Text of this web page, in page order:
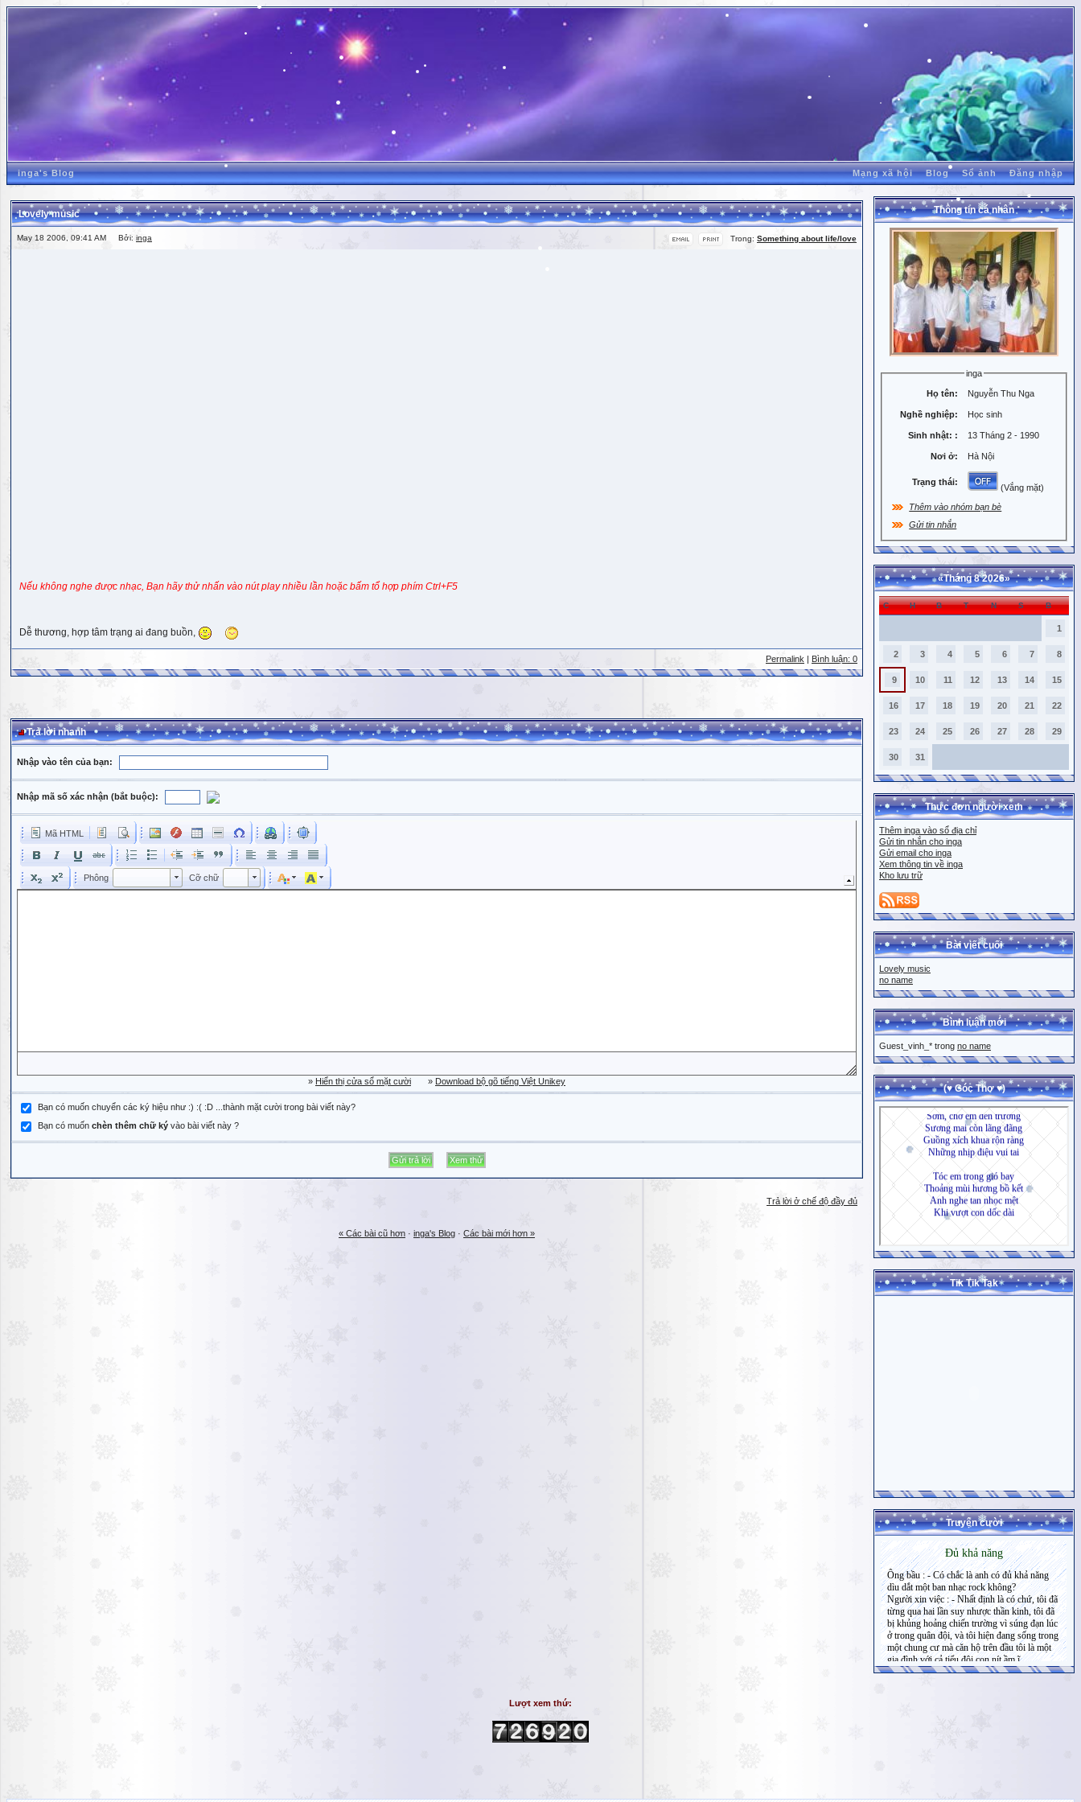
inga's Blog Mạng xã hội Blog Sổ ảnh Đăng nhập
Lovely music
Trong: Something about life/love
May 18 2006, 09:41 AM Bởi: inga
Nếu không nghe được nhạc, Bạn hãy thử nhấn vào nút play nhiều lần hoặc bấm tổ hợp phím Ctrl+F5
Dễ thương, hợp tâm trạng ai đang buồn,
Permalink Bình luận: 0
Trả lời nhanh
Nhập vào tên của bạn:
Nhập mã số xác nhận (bắt buộc):
Mã HTML
Phông Cỡ chữ Kích cỡ phông
» Hiển thị cửa sổ mặt cười » Download bộ gõ tiếng Việt Unikey
Bạn có muốn chuyển các ký hiệu như :) :( :D ...thành mặt cười trong bài viết này?
Bạn có muốn chèn thêm chữ ký vào bài viết này ?
Trả lời ở chế độ đầy đủ
« Các bài cũ hơn · inga's Blog · Các bài mới hơn »
Thông tin cá nhân
inga
Họ tên: Nguyễn Thu Nga
Nghề nghiệp: Học sinh
Sinh nhật: : 13 Tháng 2 - 1990
Nơi ở: Hà Nội
Trạng thái:
(Vắng mặt)
Thêm vào nhóm bạn bè
Gửi tin nhắn
«Tháng 8 2026»
C H B T N S B
1
2 3 4 5 6 7 8
9 10 11 12 13 14 15
16 17 18 19 20 21 22
23 24 25 26 27 28 29
30 31
Thực đơn người xem
Thêm inga vào sổ địa chỉ
Gửi tin nhắn cho inga
Gửi email cho inga
Xem thông tin về inga
Kho lưu trữ
Bài viết cuối
Lovely music
no name
Bình luận mới
Guest_vinh_* trong no name
(♥ Góc Thơ ♥)
Tik Tik Tak
Truyện cười
Lượt xem thứ: